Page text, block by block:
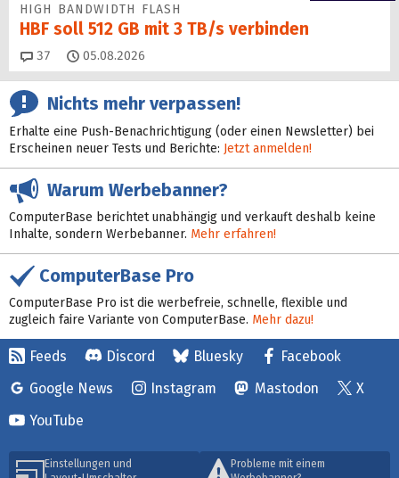
HIGH BANDWIDTH FLASH
HBF soll 512 GB mit 3 TB/s verbinden
37 Kommentare
05.08.2026
Nichts mehr verpassen!
Erhalte eine Push-Benachrichtigung (oder einen Newsletter) bei
Erscheinen neuer Tests und Berichte: Jetzt anmelden!
Warum Werbebanner?
ComputerBase berichtet unabhängig und verkauft deshalb keine
Inhalte, sondern Werbebanner. Mehr erfahren!
ComputerBase Pro
ComputerBase Pro ist die werbefreie, schnelle, flexible und
zugleich faire Variante von ComputerBase. Mehr dazu!
Feeds Discord Bluesky
Facebook
Google News
Instagram Mastodon
X
YouTube
Einstellungen und
Probleme mit einem